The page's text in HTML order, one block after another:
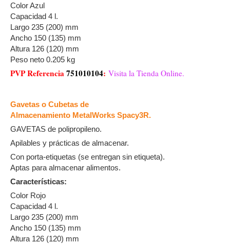
Color Azul
Capacidad 4 l.
Largo 235 (200) mm
Ancho 150 (135) mm
Altura 126 (120) mm
Peso neto 0.205 kg
PVP Referencia751010104: Visita la Tienda Online.
Gavetas o Cubetas de
Almacenamiento MetalWorks Spacy3R.
GAVETAS de polipropileno.
Apilables y prácticas de almacenar.
Con porta-etiquetas (se entregan sin etiqueta).
Aptas para almacenar alimentos.
Características:
Color Rojo
Capacidad 4 l.
Largo 235 (200) mm
Ancho 150 (135) mm
Altura 126 (120) mm